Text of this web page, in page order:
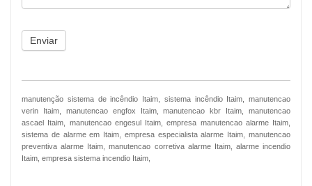
Enviar
manutenção sistema de incêndio Itaim, sistema incêndio Itaim, manutencao
verin Itaim, manutencao engfox Itaim, manutencao kbr Itaim, manutencao
ascael Itaim, manutencao engesul Itaim, empresa manutencao alarme Itaim,
sistema de alarme em Itaim, empresa especialista alarme Itaim, manutencao
preventiva alarme Itaim, manutencao corretiva alarme Itaim, alarme incendio
Itaim, empresa sistema incendio Itaim,